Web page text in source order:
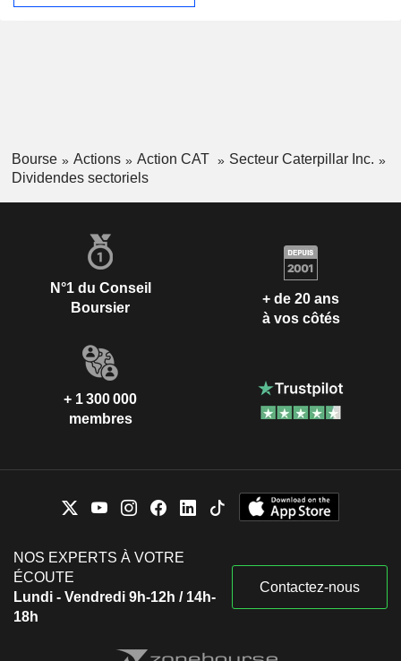
Bourse Actions Action CAT
Secteur Caterpillar Inc.
Dividendes sectoriels
N°1 du Conseil
Boursier
+ de 20 ans
à vos côtés
+ 1 300 000
membres
NOS EXPERTS À VOTRE
ÉCOUTE
Lundi - Vendredi 9h-12h / 14h-
18h
Contactez-nous